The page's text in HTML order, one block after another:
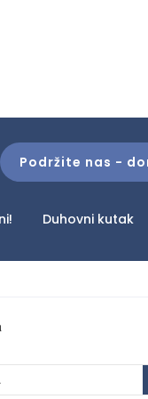
Podržite nas -
Duhovni kutak